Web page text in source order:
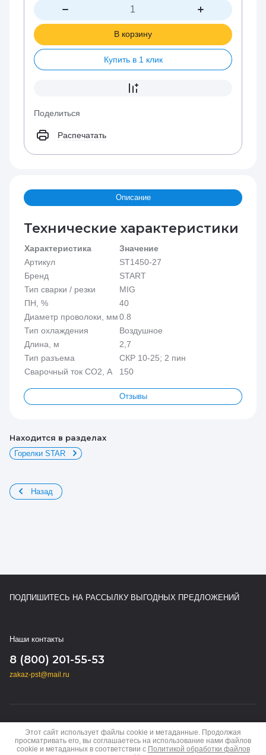
В корзину
Купить в 1 клик
Поделиться
Распечатать
Описание
Технические характеристики
Характеристика
Значение
Артикул
ST1450-27
Бренд
START
Тип сварки / резки
MIG
ПН, %
40
Диаметр проволоки, мм0.8
Тип охлаждения
Воздушное
Длина, м
2,7
Тип разъема
СКР 10-25; 2 пин
Сварочный ток CO2, А
150
Отзывы
Находится в разделах
Горелки STAR
Назад
ПОДПИШИТЕСЬ НА РАССЫЛКУ ВЫГОДНЫХ ПРЕДЛОЖЕНИЙ
Наши контакты
8 (800) 201-55-53
zakaz-pst@mail.ru
Copyright © 2024 - 2026
Политика конфиденциальности
Этот сайт использует файлы cookie и метаданные. Продолжая
просматривать его, вы соглашаетесь на использование нами файлов
cookie и метаданных в соответствии с Политикой обработки файлов